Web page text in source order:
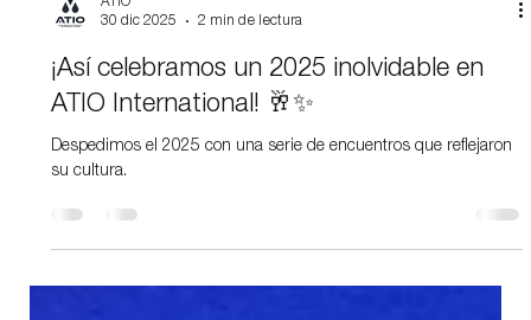
ATIO
30 dic 2025
2 min de lectura
¡Así celebramos un 2025 inolvidable en
ATIO International! 🥂✨
Despedimos el 2025 con una serie de encuentros que reflejaron
su cultura.